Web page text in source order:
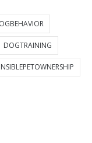
DOGTRAINING